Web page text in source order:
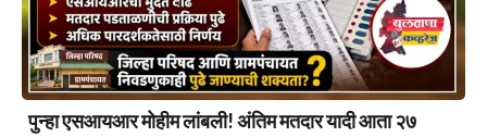
पुन्हा एसआयआर मोहीम लांबली! अंतिम मतदार यादी आता २७